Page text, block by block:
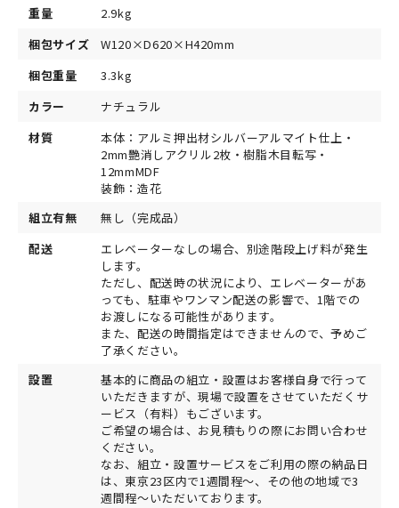
重量
2.9kg
梱包サイズ
W120×D620×H420mm
梱包重量
3.3kg
カラー
ナチュラル
材質
本体：アルミ押出材シルバーアルマイト仕上・
2mm艷消しアクリル2枚・樹脂木目転写・
12mmMDF
装飾：造花
組立有無
無し（完成品）
配送
エレベーターなしの場合、別途階段上げ料が発生
します。
ただし、配送時の状況により、エレベーターがあ
っても、駐車やワンマン配送の影響で、1階での
お渡しになる可能性があります。
また、配送の時間指定はできませんので、予めご
了承ください。
設置
基本的に商品の組立・設置はお客様自身で行って
いただきますが、現場で設置をさせていただくサ
ービス（有料）もございます。
ご希望の場合は、お見積もりの際にお問い合わせ
ください。
なお、組立・設置サービスをご利用の際の納品日
は、東京23区内で1週間程～、その他の地域で3
週間程～いただいております。